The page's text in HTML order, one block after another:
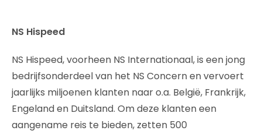
NS Hispeed
NS Hispeed, voorheen NS Internationaal, is een jong
bedrijfsonderdeel van het NS Concern en vervoert
jaarlijks miljoenen klanten naar o.a. België, Frankrijk,
Engeland en Duitsland. Om deze klanten een
aangename reis te bieden, zetten 500